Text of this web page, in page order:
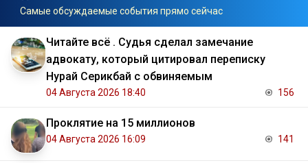
Самые обсуждаемые события прямо сейчас
Читайте всё . Судья сделал замечание
адвокату, который цитировал переписку
Нурай Серикбай с обвиняемым
04 Августа 2026 18:40 156
Проклятие на 15 миллионов
04 Августа 2026 16:09 141